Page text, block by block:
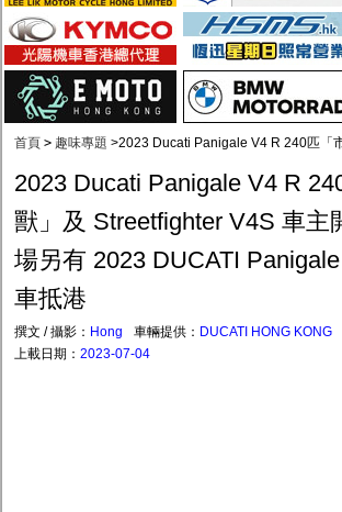
首頁 > 趣味專題 >2023 Ducati Panigale V4 R 240匹「
2023 Ducati Panigale V4 R
獸」及 Streetfighter V4S 車主
場另有 2023 DUCATI
車抵港
撰文 / 攝影： Hong 車輛提供： DUCATI HONG KONG
上載日期： 2023-07-04